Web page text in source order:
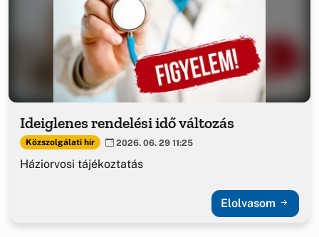
Ideiglenes rendelési idő változás
Közszolgálati hír 2026. 06. 29 11:25
Háziorvosi tájékoztatás
Elolvasom